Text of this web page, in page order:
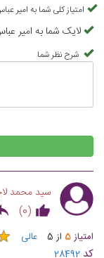
امتیاز کلی شما به امیر
لایک شما به امیر
شرح نظر شما
سید محمد
(
0
)
امتیاز5 از 5 عالی
کد 28492